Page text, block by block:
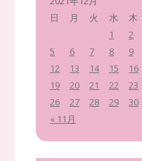
日
月 火 水 木
« 11月
1 2
5
6 7 8 9
12
13 14 15 16
19
20 21 22 23
26
27 28 29 30